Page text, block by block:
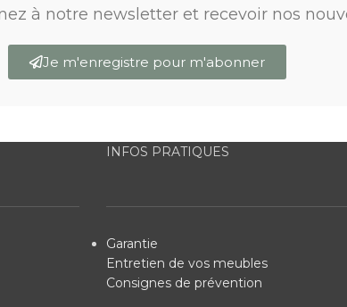
à notre newsletter et recevoir nos
Je m'enregistre pour m'abonner
INFOS PRATIQUES
Garantie
Entretien de vos meubles
Consignes de prévention